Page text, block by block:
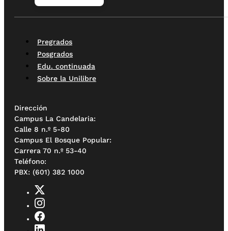
Pregrados
Posgrados
Edu. continuada
Sobre la Unilibre
Dirección
Campus La Candelaria:
Calle 8 n.º 5-80
Campus El Bosque Popular:
Carrera 70 n.º 53-40
Teléfono:
PBX: (601) 382 1000